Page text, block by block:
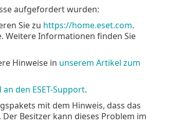
aufgefordert wurden:
Sie zu https://home.eset.com.
Weitere Informationen finden Sie
Hinweise in unserem Artikel zum
den ESET-Support.
mit dem Hinweis, dass das
Besitzer kann dieses Problem im